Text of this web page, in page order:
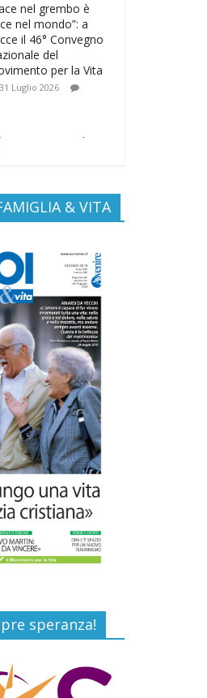
nel grembo è
nel mondo”: a
il 46° Convegno
del
per la Vita
31 Luglio 2026
on air: in ascolto
la vita
disabilitati
di Federvita
Romagna al
assistito per
25 Luglio 2026
Soldera nominato
della “Hall of
Prenatal
2026”
16 Luglio 2026
disabilitati
Casini, “giusto”
testimone della
sociale
7 Agosto 2026
disabilitati
& VITA
speranza!